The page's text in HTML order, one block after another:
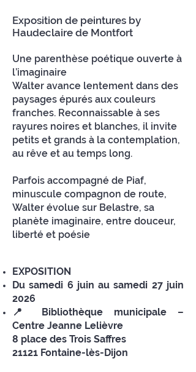
Exposition de peintures by
Haudeclaire de Montfort
Une parenthèse poétique ouverte à
l’imaginaire
Walter avance lentement dans des
paysages épurés aux couleurs
franches. Reconnaissable à ses
rayures noires et blanches, il invite
petits et grands à la contemplation,
au rêve et au temps long.
Parfois accompagné de Piaf,
minuscule compagnon de route,
Walter évolue sur Belastre, sa
planète imaginaire, entre douceur,
liberté et poésie
EXPOSITION
Du samedi 6 juin au samedi 27 juin
2026
📍 Bibliothèque municipale –
Centre Jeanne Lelièvre
8 place des Trois Saffres
21121 Fontaine-lès-Dijon